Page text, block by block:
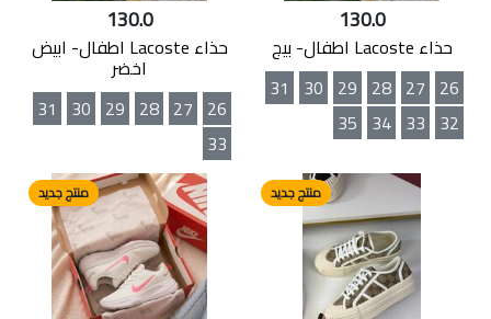
130.0
حذاء Lacoste اطفال- بيج
26
27
28
29
30
31
32
33
34
35
130.0
حذاء Lacoste اطفال- ابيض
اخضر
26
27
28
29
30
31
33
منتج جديد منتج جديد